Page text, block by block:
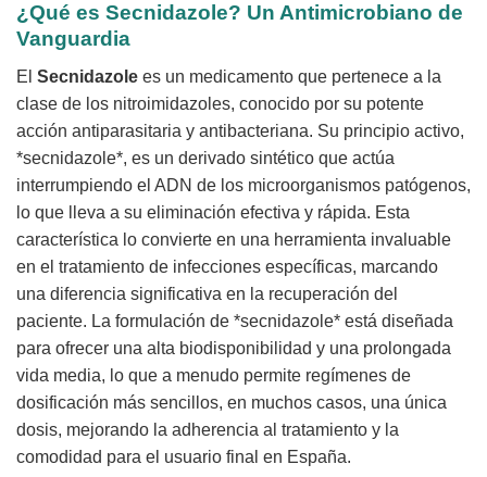
¿Qué es Secnidazole? Un Antimicrobiano de
Vanguardia
El Secnidazole es un medicamento que pertenece a la
clase de los nitroimidazoles, conocido por su potente
acción antiparasitaria y antibacteriana. Su principio activo,
*secnidazole*, es un derivado sintético que actúa
interrumpiendo el ADN de los microorganismos patógenos,
lo que lleva a su eliminación efectiva y rápida. Esta
característica lo convierte en una herramienta invaluable
en el tratamiento de infecciones específicas, marcando
una diferencia significativa en la recuperación del
paciente. La formulación de *secnidazole* está diseñada
para ofrecer una alta biodisponibilidad y una prolongada
vida media, lo que a menudo permite regímenes de
dosificación más sencillos, en muchos casos, una única
dosis, mejorando la adherencia al tratamiento y la
comodidad para el usuario final en España.